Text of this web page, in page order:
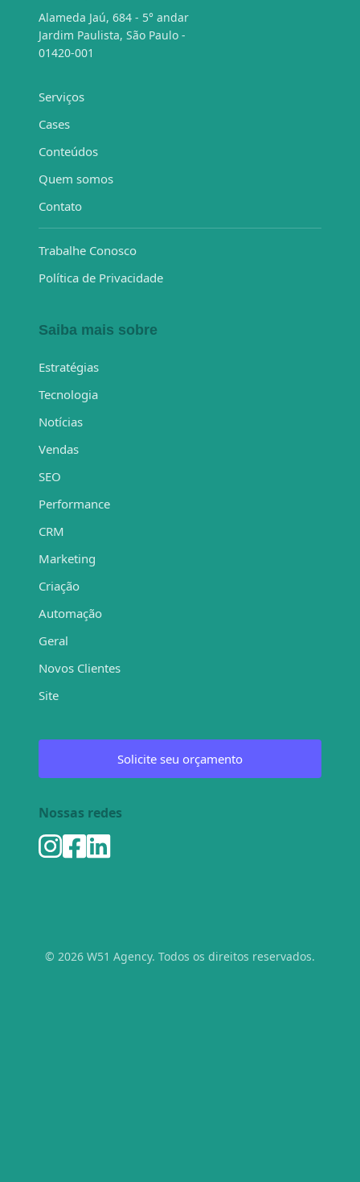
Alameda Jaú, 684 - 5° andar
Jardim Paulista, São Paulo -
01420-001
Serviços
Cases
Conteúdos
Quem somos
Contato
Trabalhe Conosco
Política de Privacidade
Saiba mais sobre
Estratégias
Tecnologia
Notícias
Vendas
SEO
Performance
CRM
Marketing
Criação
Automação
Geral
Novos Clientes
Site
Solicite seu orçamento
Nossas redes
© 2026 W51 Agency. Todos os direitos reservados.